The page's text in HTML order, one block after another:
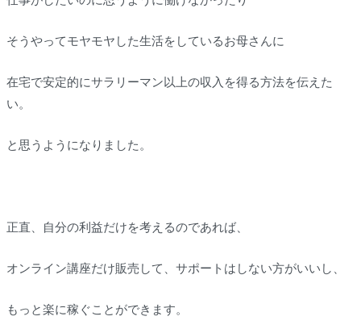
そうやってモヤモヤした生活をしているお母さんに
在宅で安定的にサラリーマン以上の収入を得る方法を伝えた
い。
と思うようになりました。
正直、自分の利益だけを考えるのであれば、
オンライン講座だけ販売して、サポートはしない方がいいし、
もっと楽に稼ぐことができます。